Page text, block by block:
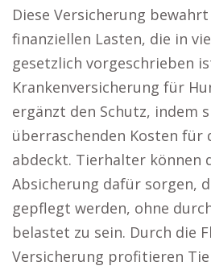
Diese Versicherung
finanziellen Lasten, die in
gesetzlich vorgeschrieben
Krankenversicherung für
ergänzt den Schutz, indem
überraschenden Kosten für
abdeckt. Tierhalter können
Absicherung dafür sorgen,
gepflegt werden, ohne
belastet zu sein. Durch die
Versicherung profitieren